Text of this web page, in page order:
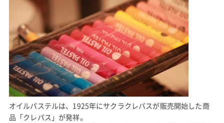
オイルパステルは、1925年にサクラクレパスが販売開始した商
品「クレパス」が発祥。